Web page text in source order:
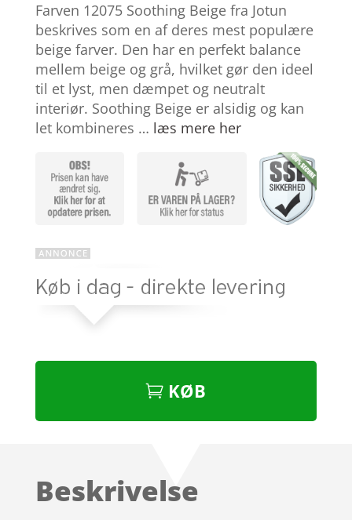
ud af 5
baseret på
kundebedø
mmelser
Farven 12075 Soothing Beige fra Jotun
beskrives som en af deres mest populære
beige farver. Den har en perfekt balance
mellem beige og grå, hvilket gør den ideel
til et lyst, men dæmpet og neutralt
interiør. Soothing Beige er alsidig og kan
let kombineres … læs mere her
KØB
Beskrivelse